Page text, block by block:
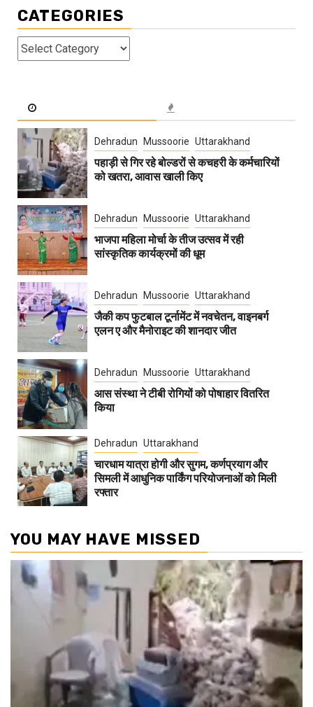
CATEGORIES
Categories
Dehradun Mussoorie Uttarakhand
पहाड़ी से गिर रहे बोल्डरों से कचहरी के कर्मचारियों
को खतरा, आवास खाली किए
Dehradun Mussoorie Uttarakhand
भाजपा महिला मोर्चा के तीज उत्सव में रही
सांस्कृतिक कार्यक्रमों की धूम
Dehradun Mussoorie Uttarakhand
जैकी कप फुटबाल टूर्नामेंट में नवचेतन, वाइनबर्ग
एलन ए और मैनोराइट की शानदार जीत
Dehradun Mussoorie Uttarakhand
आस संस्था ने टीबी रोगियों को पोषाहार वितरित
किया
Dehradun Uttarakhand
चारधाम यात्रा होगी और सुगम, कर्णप्रयाग और
सिमली में आधुनिक पार्किंग परियोजनाओं को मिली
रफ्तार
YOU MAY HAVE MISSED